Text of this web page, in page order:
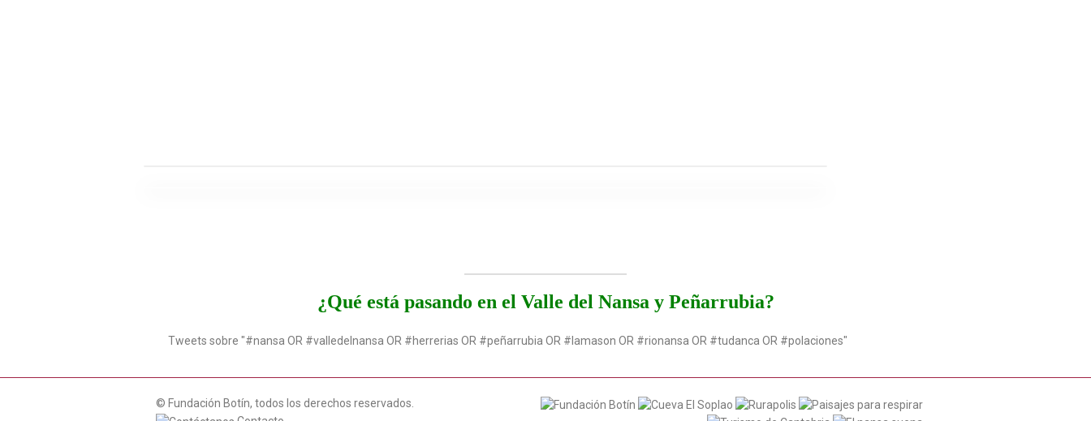
¿Qué está pasando en el Valle del Nansa y Peñarrubia?
Tweets sobre "#nansa OR #valledelnansa OR #herrerias OR #peñarrubia OR #lamason OR #rionansa OR #tudanca OR #polaciones"
© Fundación Botín, todos los derechos reservados.